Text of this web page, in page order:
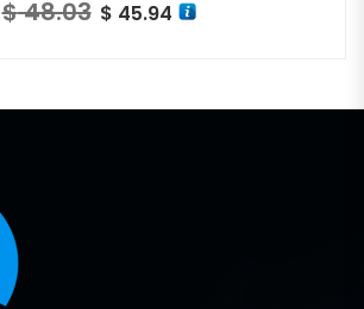
$48.03 El precio original era: $ 48.03.
$ 45.94 El precio actual es: $